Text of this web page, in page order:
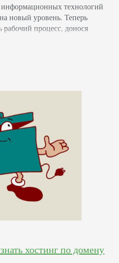
технологий
новый уровень. Теперь
рабочий процесс, донося
Проводятся
арендовать
имеющиеся ресурсы
хостинг по домену